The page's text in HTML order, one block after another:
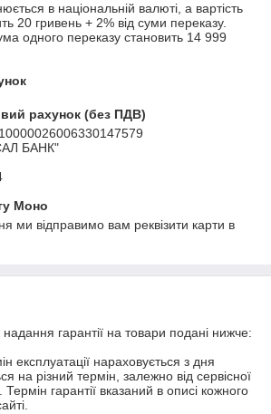
в національній валюті, а вартість
20 гривень + 2% від суми переказу.
одного переказу становить 14 999
рахунок (без ПДВ)
БАНК"
Моно
ми відправимо вам реквізити карти в
гарантії на товари подані нижче:
експлуатації нараховується з дня
на різний термін, залежно від сервісної
гарантії вказаний в описі кожного